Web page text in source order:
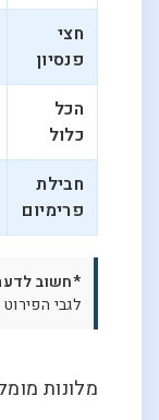
חצי
פנסיון
הכל
כלול
חבילת
פרימיום
*חשוב
לגבי
מלונות